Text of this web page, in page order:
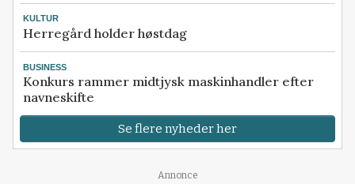
KULTUR
Herregård holder høstdag
BUSINESS
Konkurs rammer midtjysk maskinhandler efter
navneskifte
Se flere nyheder her
Annonce